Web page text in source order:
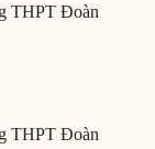
THPT Đoàn
THPT Đoàn